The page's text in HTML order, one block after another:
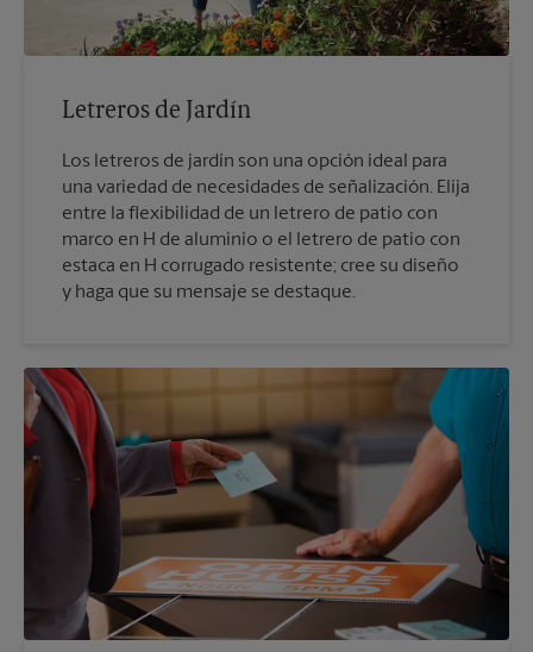
Letreros de Jardín
Los letreros de jardín son una opción ideal para
una variedad de necesidades de señalización. Elija
entre la flexibilidad de un letrero de patio con
marco en H de aluminio o el letrero de patio con
estaca en H corrugado resistente; cree su diseño
y haga que su mensaje se destaque.